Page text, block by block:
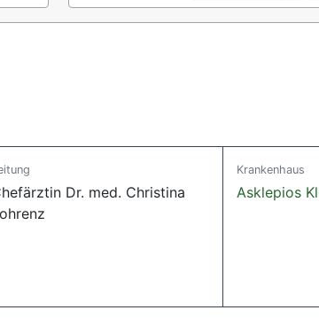
Dr. med. Christina
Krankenhaus
Asklepios